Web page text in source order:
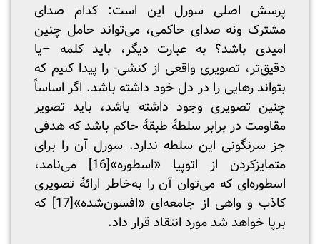
پرسش اصلی سورل این است: کدام صدای
مشترک ونه صدای حاکمی، می‌تواند حامل چنین
امیدی باشد؟ به عبارت دیگر، باید کلمه‌ –یا
دقیق‌تر، تصویری واقعی از کنشی- را پیدا کنیم که
بتواند رهایی را در دل خود داشته باشد. اگر اساساً
چنین تصویری وجود داشته باشد، باید تصویر
مقاومت در برابر سلطۀ طبقۀ حاکم باشد که هدفی
جز سرنگونی این سلطه ندارد. سورل آن را برای
متمایزکردن از اتوپیا «اسطوره»[16]
می‌نامد،
اسطوره‌ای که می‌توان آن را به‌خاطر ارائۀ تصویری
کاذب و واهی از جامعه‌ای «افسون‌شده»[17]
که
برپا خواهد شد مورد انتقاد قرار داد.